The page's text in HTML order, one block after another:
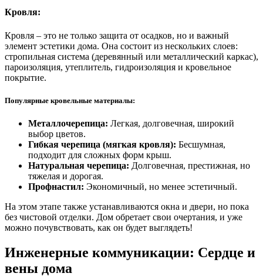
Кровля:
Кровля – это не только защита от осадков, но и важный
элемент эстетики дома. Она состоит из нескольких слоев:
стропильная система (деревянный или металлический каркас),
пароизоляция, утеплитель, гидроизоляция и кровельное
покрытие.
Популярные кровельные материалы:
Металлочерепица: Легкая, долговечная, широкий
выбор цветов.
Гибкая черепица (мягкая кровля): Бесшумная,
подходит для сложных форм крыш.
Натуральная черепица: Долговечная, престижная, но
тяжелая и дорогая.
Профнастил: Экономичный, но менее эстетичный.
На этом этапе также устанавливаются окна и двери, но пока
без чистовой отделки. Дом обретает свои очертания, и уже
можно почувствовать, как он будет выглядеть!
Инженерные коммуникации: Сердце и
вены дома